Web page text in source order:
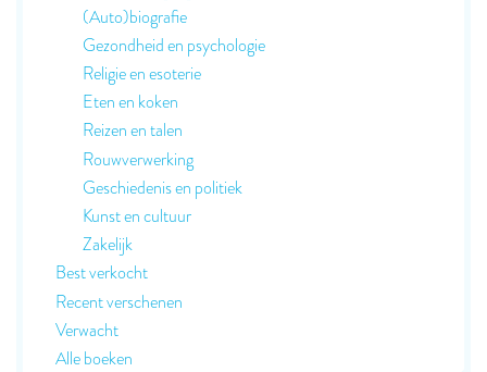
(Auto)biografie
Gezondheid en psychologie
Religie en esoterie
Eten en koken
Reizen en talen
Rouwverwerking
Geschiedenis en politiek
Kunst en cultuur
Zakelijk
Best verkocht
Recent verschenen
Verwacht
Alle boeken